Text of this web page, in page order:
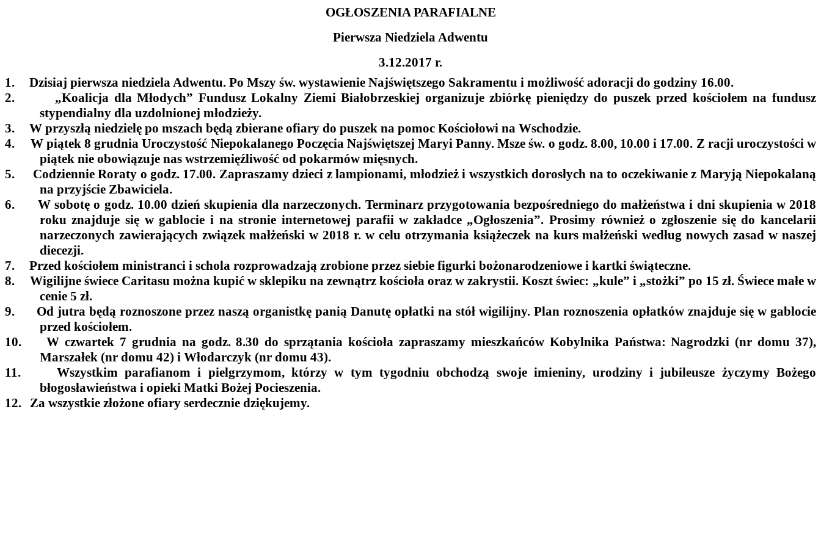
OGŁOSZENIA PARAFIALNE
Pierwsza Niedziela Adwentu
3.12.2017 r.
1.
Dzisiaj pierwsza niedziela Adwentu. Po Mszy św. wystawienie Najświętszego Sakramentu i możliwość adoracji do godziny 16.00.
2.
„Koalicja dla Młodych” Fundusz Lokalny Ziemi Białobrzeskiej organizuje zbiórkę pieniędzy do puszek przed kościołem na fundusz
stypendialny dla uzdolnionej młodzieży.
3.
W przyszłą niedzielę po mszach będą zbierane ofiary do puszek na pomoc Kościołowi na Wschodzie.
4.
W piątek 8 grudnia Uroczystość Niepokalanego Poczęcia Najświętszej Maryi Panny. Msze św. o godz. 8.00, 10.00 i 17.00. Z racji uroczystości w
piątek nie obowiązuje nas wstrzemięźliwość od pokarmów mięsnych.
5.
Codziennie Roraty o godz. 17.00. Zapraszamy dzieci z lampionami, młodzież i wszystkich dorosłych na to oczekiwanie z Maryją Niepokalaną
na przyjście Zbawiciela.
6.
W sobotę o godz. 10.00 dzień skupienia dla narzeczonych. Terminarz przygotowania bezpośredniego do małżeństwa i dni skupienia w 2018
roku znajduje się w gablocie i na stronie internetowej parafii w zakładce „Ogłoszenia”. Prosimy również o zgłoszenie się do kancelarii
narzeczonych zawierających związek małżeński w 2018 r. w celu otrzymania książeczek na kurs małżeński według nowych zasad w naszej
diecezji.
7.
Przed kościołem ministranci i schola rozprowadzają zrobione przez siebie figurki bożonarodzeniowe i kartki świąteczne.
8.
Wigilijne świece Caritasu można kupić w sklepiku na zewnątrz kościoła oraz w zakrystii. Koszt świec: „kule” i „stożki” po 15 zł. Świece małe w
cenie 5 zł.
9.
Od jutra będą roznoszone przez naszą organistkę panią Danutę opłatki na stół wigilijny. Plan roznoszenia opłatków znajduje się w gablocie
przed kościołem.
10.
W czwartek 7 grudnia na godz. 8.30 do sprzątania kościoła zapraszamy mieszkańców Kobylnika Państwa: Nagrodzki (nr domu 37),
Marszałek (nr domu 42) i Włodarczyk (nr domu 43).
11.
Wszystkim parafianom i pielgrzymom, którzy w tym tygodniu obchodzą swoje imieniny, urodziny i jubileusze życzymy Bożego
błogosławieństwa i opieki Matki Bożej Pocieszenia.
12.
Za wszystkie złożone ofiary serdecznie dziękujemy.